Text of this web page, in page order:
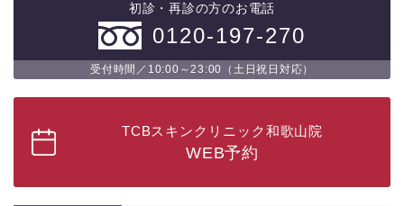
初診・再診の方のお電話
0120-197-270
受付時間／10:00～23:00（土日祝日対応）
TCBスキンクリニック和歌山院
WEB予約